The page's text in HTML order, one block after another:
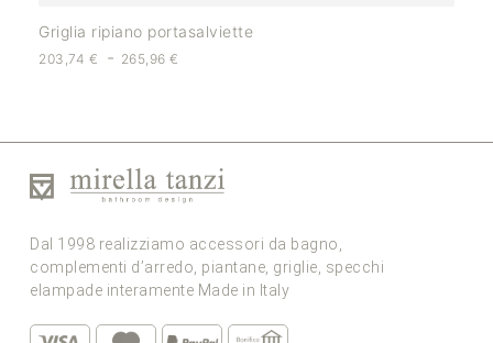
Griglia ripiano portasalviette
203,74 € - 265,96€
Dal 1998 realizziamo accessori da bagno,
complementi d’arredo, piantane, griglie, specchi
elampade interamente Made in Italy